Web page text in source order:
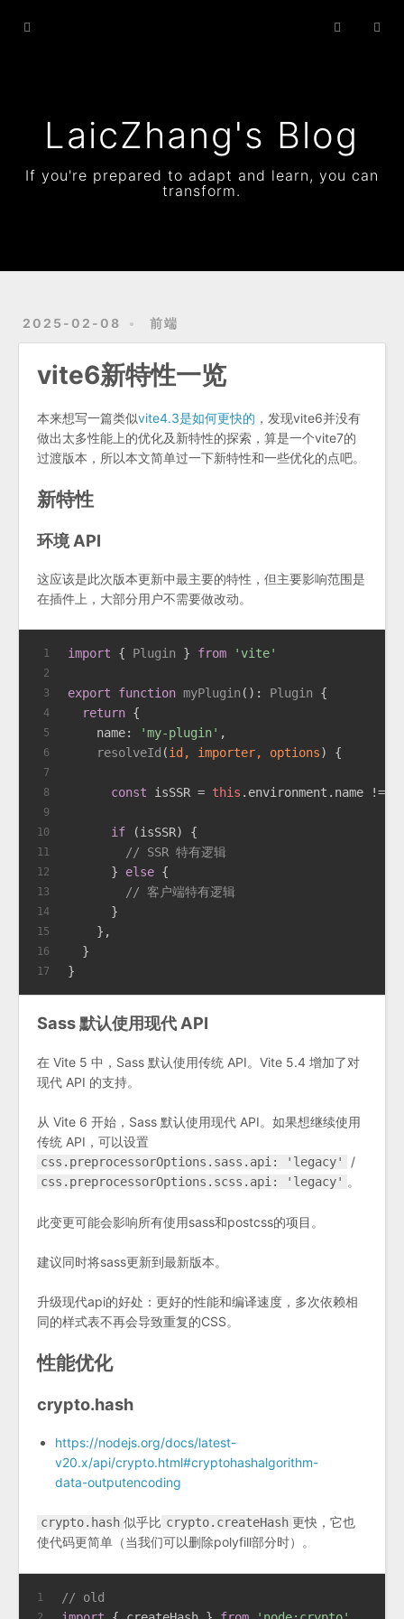
LaicZhang's Blog
If you're prepared to adapt and learn, you can
transform.
2025-02-08 前端
vite6新特性一览
本来想写一篇类似vite4.3是如何更快的 ，发现vite6并没有
做出太多性能上的优化及新特性的探索，算是一个vite7的
过渡版本，所以本文简单过一下新特性和一些优化的点吧。
新特性
环境 API
这应该是此次版本更新中最主要的特性，但主要影响范围是
在插件上，大部分用户不需要做改动。
1
2
3
4
5
6
7
8
9
10
11
12
13
14
15
16
17
import { Plugin } from 'vite'
export function myPlugin ( ): Plugin {
return {
name: 'my-plugin' ,
resolveId (id, importer, options) {
const isSSR = this . environment . name !==
if (isSSR) {
// SSR 特有逻辑
      }
else {
// 客户端特有逻辑
      }
    },
  }
}
Sass 默认使用现代 API
在 Vite 5 中，Sass 默认使用传统 API。Vite 5.4 增加了对
现代 API 的支持。
从 Vite 6 开始，Sass 默认使用现代 API。如果想继续使用
传统 API，可以设置
css.preprocessorOptions.sass.api: 'legacy' /
css.preprocessorOptions.scss.api: 'legacy' 。
此变更可能会影响所有使用sass和postcss的项目。
建议同时将sass更新到最新版本。
升级现代api的好处：更好的性能和编译速度，多次依赖相
同的样式表不再会导致重复的CSS。
性能优化
crypto.hash
https://nodejs.org/docs/latest-
v20.x/api/crypto.html#cryptohashalgorithm-
data-outputencoding
crypto.hash 似乎比 crypto.createHash 更快，它也
使代码更简单（当我们可以删除polyfill部分时）。
1
// old
Home
Resume